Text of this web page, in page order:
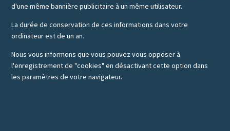
d'une même bannière publicitaire à un même utilisateur.
La durée de conservation de ces informations dans votre
ordinateur est de un an.
Nous vous informons que vous pouvez vous opposer à
l'enregistrement de "cookies" en désactivant cette option dans
les paramètres de votre navigateur.